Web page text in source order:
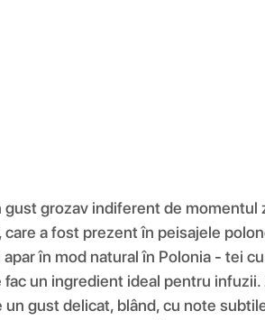
grozav indiferent de momentul
a fost prezent în peisajele
în mod natural în Polonia - tei
un ingredient ideal pentru infuzii.
gust delicat, blând, cu note